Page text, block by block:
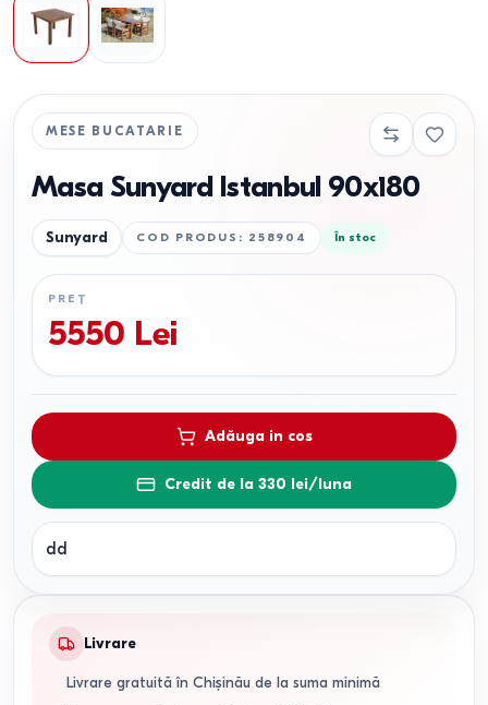
MESE BUCATARIE
Masa Sunyard Istanbul 90x180
Sunyard COD PRODUS : 258904 În stoc
PREȚ
5550 Lei
Adăuga in cos
Credit de la 330 lei/luna
dd
Livrare
Livrare gratuită în Chișinău de la suma minimă